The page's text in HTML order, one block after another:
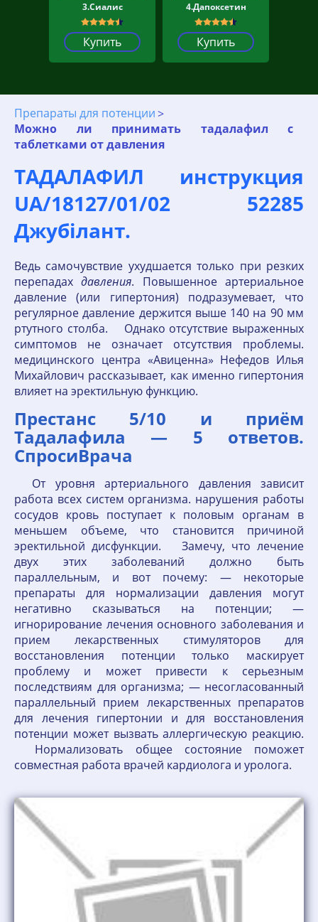
3.Сиалис
Купить
4.Дапоксетин
Купить
Препараты для потенции
Можно ли принимать тадалафил с
таблетками от давления
ТАДАЛАФИЛ инструкция
UA/18127/01/02 52285
Джубілант.
Ведь самочувствие ухудшается только при резких
перепадахдавления. Повышенное артериальное
давление (или гипертония) подразумевает, что
регулярное давление держится выше 140 на 90 мм
ртутного столба. ⠀ Однако отсутствие выраженных
симптомов не означает отсутствия проблемы.
медицинского центра «Авиценна» Нефедов Илья
Михайлович рассказывает, как именно гипертония
влияет на эректильную функцию.
Престанс 5/10 и приём
Тадалафила — 5 ответов.
СпросиВрача
⠀ От уровня артериального давления зависит
работа всех систем организма. нарушения работы
сосудов кровь поступает к половым органам в
меньшем объеме, что становится причиной
эректильной дисфункции. ⠀ Замечу, что лечение
двух этих заболеваний должно быть
параллельным, и вот почему: — некоторые
препараты для нормализации давления могут
негативно сказываться на потенции; —
игнорирование лечения основного заболевания и
прием лекарственных стимуляторов для
восстановления потенции только маскирует
проблему и может привести к серьезным
последствиям для организма; — несогласованный
параллельный прием лекарственных препаратов
для лечения гипертонии и для восстановления
потенции может вызвать аллергическую реакцию.
⠀ Нормализовать общее состояние поможет
совместная работа врачей кардиолога и уролога.